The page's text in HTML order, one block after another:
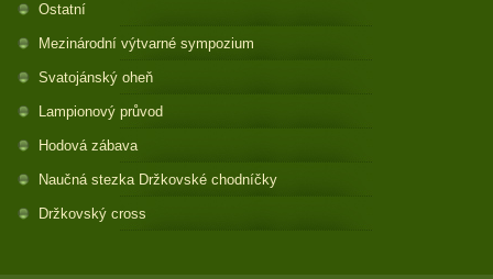
Ostatní
Mezinárodní výtvarné sympozium
Svatojánský oheň
Lampionový průvod
Hodová zábava
Naučná stezka Držkovské chodníčky
Držkovský cross